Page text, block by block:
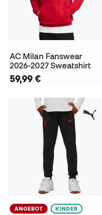
AC Milan Fanswear
2026-2027 Sweatshirt
59,99 €
ANGEBOT KINDER